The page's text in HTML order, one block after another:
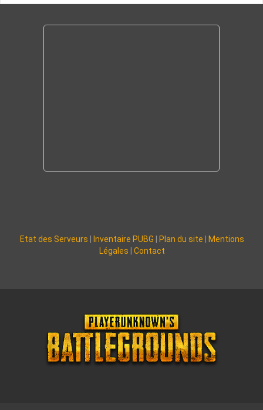
Etat des Serveurs Inventaire PUBG Plan du site
Mentions
Légales
Contact